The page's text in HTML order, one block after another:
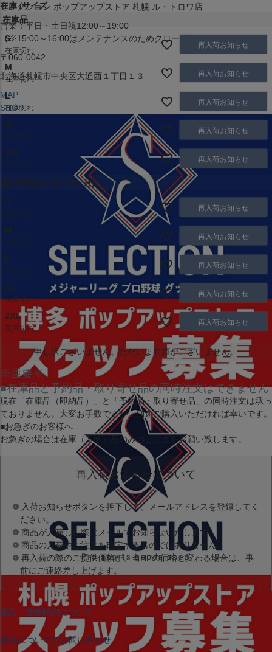
セレクション ポップアップストア 札幌 ル・トロワ店
営業：平日・土日祝12:00～19:00
（※15:00～16:00はメンテナンスのためクローズ）
〒060-0042
北海道札幌市中央区大通西１丁目１３
MAP
SHOP
在庫 サイズ
在庫品
S
在庫切れ
再入荷お知らせ
M
在庫切れ
再入荷お知らせ
L
在庫切れ
再入荷お知らせ
XL
在庫切れ
再入荷お知らせ
2XL
在庫切れ
再入荷お知らせ
取り寄せ(1ヶ月～2ヶ月)
S
在庫切れ
再入荷お知らせ
M
在庫切れ
再入荷お知らせ
L
在庫切れ
再入荷お知らせ
XL
在庫切れ
再入荷お知らせ
2XL
在庫切れ
再入荷お知らせ
申し訳ございません。ただいま在庫がございません。
※重要※
■在庫品と予約品・取り寄せ品の同時注文はできません
現在 「在庫品（即納品）」 と 「予約品・取り寄せ品」 の同時注文は承っ
ておりません。大変お手数ですが、別途ご購入いただければ幸いです。
■お急ぎのお客様へ
お急ぎの場合は在庫（即納）品 のみのご注文をお願い致します。
再入荷お知らせについて
入荷お知らせボタンを押下して、メールアドレスを登録してく
ださい。
商品が入荷した際にメールでお知らせいたします。
商品の入荷やご注文を確定するものではありません。
再入荷の際のご提供価格が、当HPの価格と変わる場合は、事
前にご連絡差し上げます。
返品・交換特約について
商品についてのお問い合わせ